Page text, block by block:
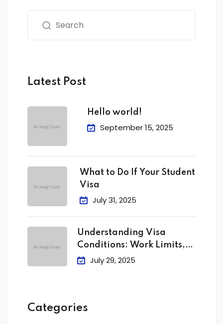
Latest Post
Hello world!
September 15, 2025
What to Do If Your Student
Visa
July 31, 2025
Understanding Visa
Conditions: Work Limits,
Attendance &
July 29, 2025
Categories